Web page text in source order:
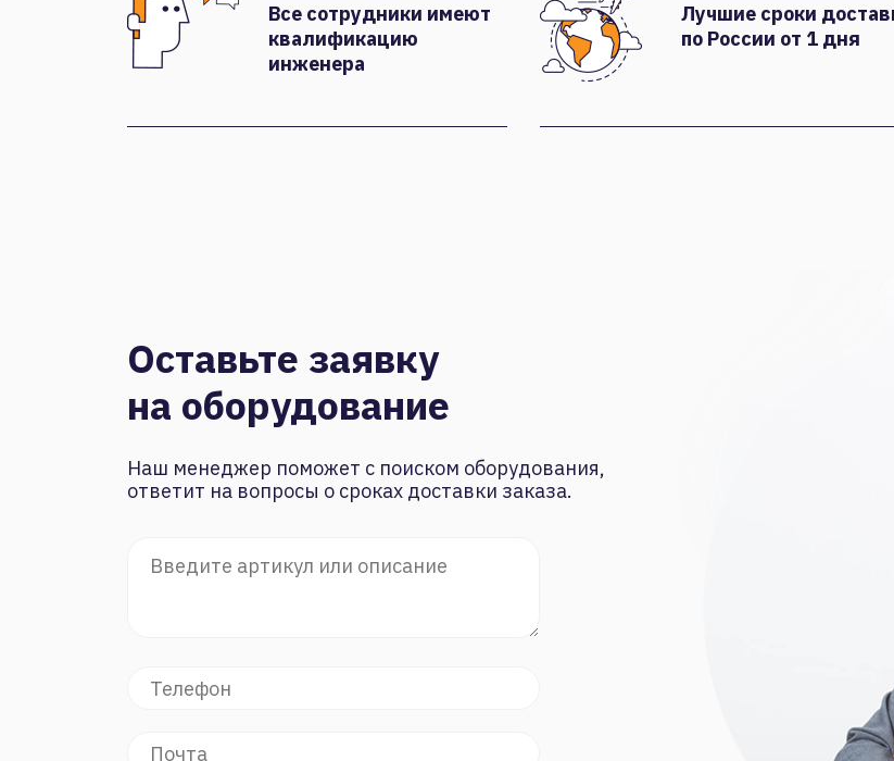
Все сотрудники имеют
квалификацию
инженера
Лучшие сроки
по России от 1 дня
Оставьте заявку
на оборудование
Наш менеджер поможет с поиском оборудования,
ответит на вопросы о сроках доставки заказа.